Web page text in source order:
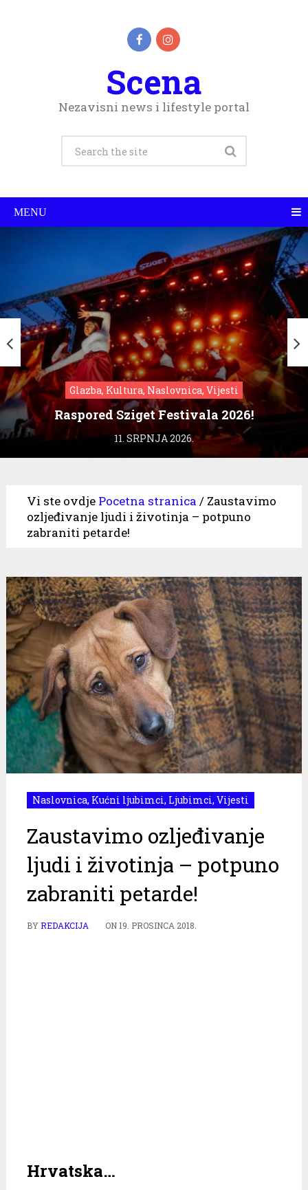
Scena
Nezavisni news i lifestyle portal
MENU
Glazba, Kultura, Naslovnica, Vijesti
Raspored Sziget Festivala 2026!
11. SRPNJA 2026.
Vi ste ovdje Pocetna stranica / Zaustavimo
ozljeđivanje ljudi i životinja – potpuno
zabraniti petarde!
Naslovnica, Kućni ljubimci, Ljubimci, Vijesti
Zaustavimo ozljeđivanje
ljudi i životinja – potpuno
zabraniti petarde!
BYREDAKCIJA ON19. PROSINCA 2018.
Hrvatska…